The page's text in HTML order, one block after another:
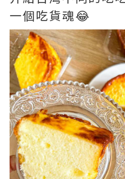
一個吃貨魂😂